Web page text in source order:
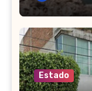
Estado